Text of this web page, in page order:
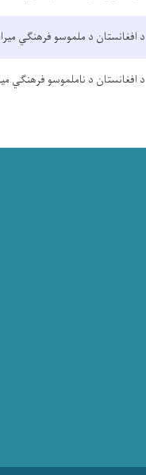
د افغانستان د ملموسو فرهنګي
د افغانستان د ناملموسو فرهنګي